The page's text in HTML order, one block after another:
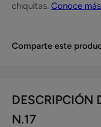
Comparte este
DESCRIPCIÓN
N.17